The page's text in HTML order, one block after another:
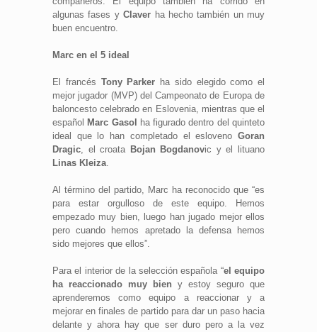
algunas fases yClaver ha hecho también un muy
buen encuentro.
Marc en el 5 ideal
El francés Tony Parker ha sido elegido como el
mejor jugador (MVP) del Campeonato de Europa de
baloncesto celebrado en Eslovenia, mientras que el
español Marc Gasol
ha figurado dentro del quinteto
ideal que lo han completado el esloveno Goran
Dragic, el croata Bojan Bogdanovic y el lituano
Linas Kleiza.
Al término del partido, Marc ha reconocido que “es
para estar orgulloso de este equipo. Hemos
empezado muy bien, luego han jugado mejor ellos
pero cuando hemos apretado la defensa hemos
sido mejores que ellos”.
Para el interior de la selección española “el equipo
ha reaccionado muy bien y estoy seguro que
aprenderemos como equipo a reaccionar y a
mejorar en finales de partido para dar un paso hacia
delante y ahora hay que ser duro pero a la vez